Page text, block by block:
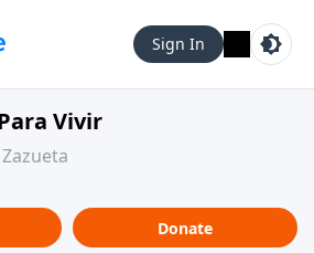
Sign In
Vivir
Donate